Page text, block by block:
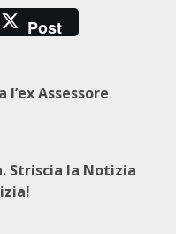
Post
Assessore
Striscia la Notizia